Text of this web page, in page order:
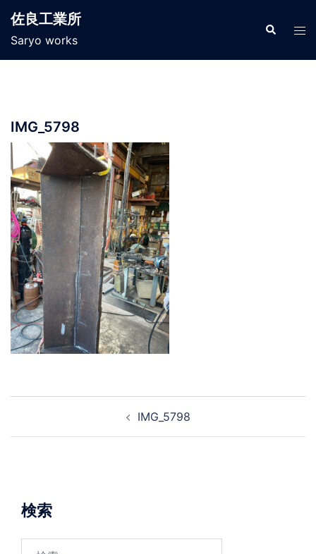
ン
佐良工業所
Saryo works
検
索
ト
IMG_5798
ー
シ
ョ
IMG_5798
検索